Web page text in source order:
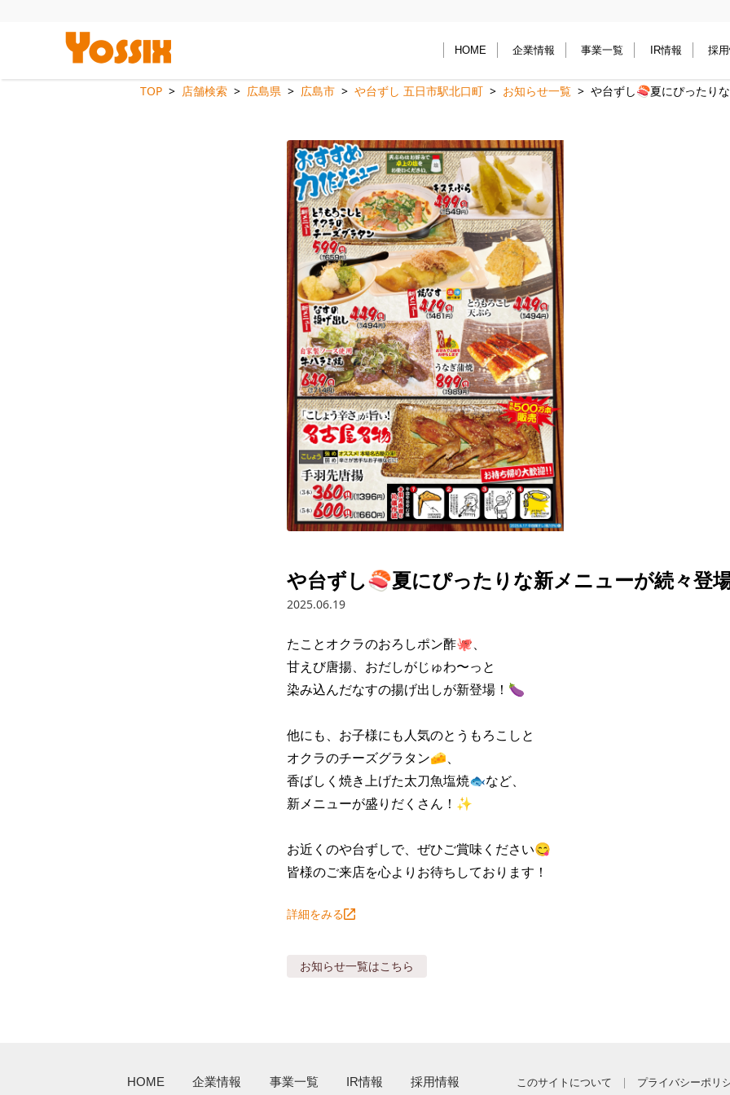
HOME 企業情報 事業一覧 IR情報 採
TOP 店舗検索 広島県 広島市 や台ずし 五日市駅北口町 お知らせ一覧 や台ずし🍣夏にぴったり
や台ずし🍣夏にぴったりな新メニューが続々登
2025.06.19
たことオクラのおろしポン酢🐙、
甘えび唐揚、おだしがじゅわ〜っと
染み込んだなすの揚げ出しが新登場！🍆
他にも、お子様にも人気のとうもろこしと
オクラのチーズグラタン🧀、
香ばしく焼き上げた太刀魚塩焼🐟など、
新メニューが盛りだくさん！✨
お近くのや台ずしで、ぜひご賞味ください😋
皆様のご来店を心よりお待ちしております！
詳細をみる
お知らせ一覧はこちら
HOME 企業情報 事業一覧 IR情報 採用情報 このサイトについて プライバシーポリ